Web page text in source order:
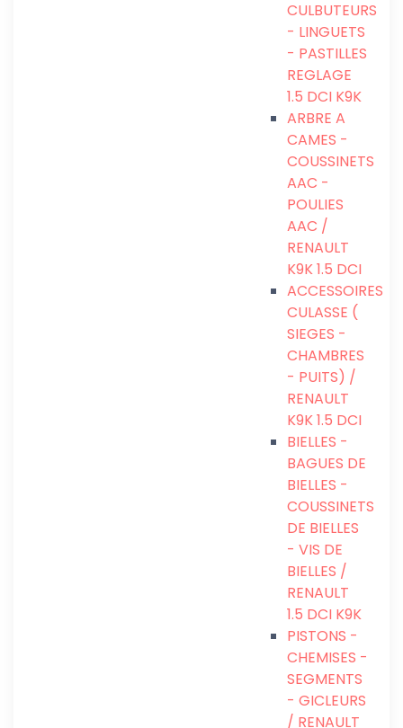
CULBUTEURS
- LINGUETS
- PASTILLES
REGLAGE
1.5 DCI K9K
ARBRE A
CAMES -
COUSSINETS
AAC -
POULIES
AAC /
RENAULT
K9K 1.5 DCI
ACCESSOIRES
CULASSE (
SIEGES -
CHAMBRES
- PUITS) /
RENAULT
K9K 1.5 DCI
BIELLES -
BAGUES DE
BIELLES -
COUSSINETS
DE BIELLES
- VIS DE
BIELLES /
RENAULT
1.5 DCI K9K
PISTONS -
CHEMISES -
SEGMENTS
- GICLEURS
/ RENAULT